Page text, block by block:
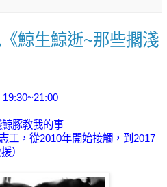
鯨生鯨逝~那些擱淺
19:30~21:00
豚教我的事
工，從2010年開始接觸，到2017
）